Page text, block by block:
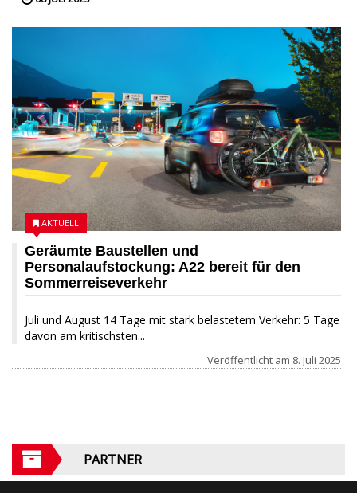
Geräumte Baustellen und
Personalaufstockung: A22 bereit für den
Sommerreiseverkehr
Juli und August 14 Tage mit stark belastetem Verkehr: 5 Tage
davon am kritischsten...
AKTUELL
Veröffentlicht am 8. Juli 2025
PARTNER